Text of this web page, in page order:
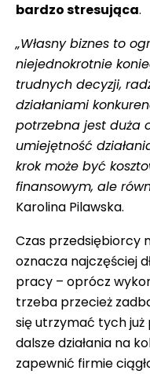
bardzo stresująca.
„Własny biznes to
niejednokrotnie
trudnych decyzji,
działaniami
potrzebna jest duża
umiejętność
krok może być
finansowym, ale
Karolina Pilawska.
Czas przedsiębiorcy
oznacza najczęściej
pracy – oprócz
trzeba przecież
się utrzymać tych
dalsze działania na
zapewnić firmie